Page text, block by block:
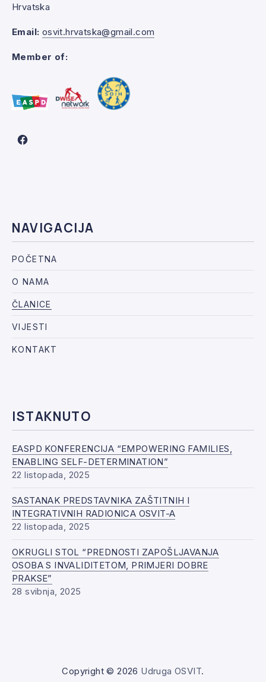
Hrvatska
Email: osvit.hrvatska@gmail.com
Member of:
New Window
NAVIGACIJA
POČETNA
O NAMA
ČLANICE
VIJESTI
KONTAKT
ISTAKNUTO
EASPD KONFERENCIJA “EMPOWERING FAMILIES,
ENABLING SELF-DETERMINATION”
22 listopada, 2025
SASTANAK PREDSTAVNIKA ZAŠTITNIH I
INTEGRATIVNIH RADIONICA OSVIT-A
22 listopada, 2025
OKRUGLI STOL “PREDNOSTI ZAPOŠLJAVANJA
OSOBA S INVALIDITETOM, PRIMJERI DOBRE
PRAKSE”
28 svibnja, 2025
Copyright © 2026 Udruga OSVIT.